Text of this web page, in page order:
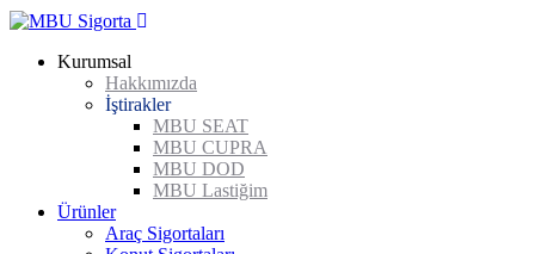
Kurumsal
Hakkımızda
İştirakler
MBU SEAT
MBU CUPRA
MBU DOD
MBU Lastiğim
Ürünler
Araç Sigortaları